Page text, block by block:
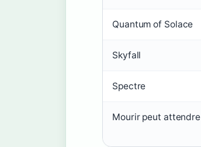
Quantum of Solace
Skyfall
Spectre
Mourir peut attendre